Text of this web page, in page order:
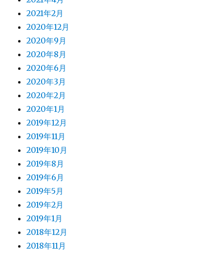
2021年2月
2020年12月
2020年9月
2020年8月
2020年6月
2020年3月
2020年2月
2020年1月
2019年12月
2019年11月
2019年10月
2019年8月
2019年6月
2019年5月
2019年2月
2019年1月
2018年12月
2018年11月